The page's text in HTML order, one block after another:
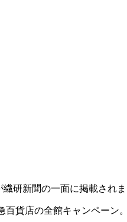
研新聞の一面に掲載され
貨店の全館キャンペーン